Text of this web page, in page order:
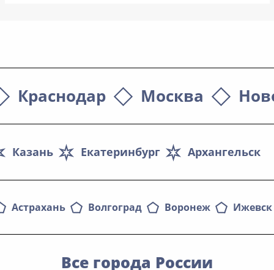
Краснодар Москва
Архангельск
Екатеринбург
Казань
Астрахань Волгоград Воронеж Ижевск
Все города России